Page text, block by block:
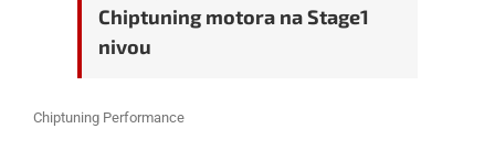
Chiptuning motora na Stage1
nivou
Chiptuning Performance